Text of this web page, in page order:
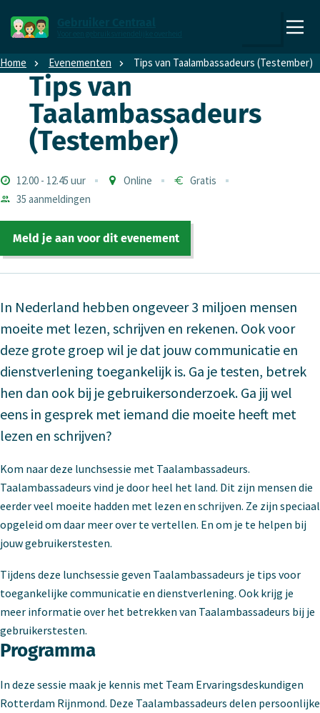
naar
de
homepage
Home Evenementen Tips van Taalambassadeurs (Testember)
Tips van
Taalambassadeurs
(Testember)
AanvangBegintijd
12.00 - einde
12.45 uur Locatie
Online PrijsGratis
35 aanmeldingen
Meld je aan voor dit evenement
In Nederland hebben ongeveer 3 miljoen mensen
moeite met lezen, schrijven en rekenen. Ook voor
deze grote groep wil je dat jouw communicatie en
dienstverlening toegankelijk is. Ga je testen, betrek
hen dan ook bij je gebruikersonderzoek. Ga jij wel
eens in gesprek met iemand die moeite heeft met
lezen en schrijven?
Kom naar deze lunchsessie met Taalambassadeurs.
Taalambassadeurs vind je door heel het land. Dit zijn mensen die
eerder veel moeite hadden met lezen en schrijven. Ze zijn speciaal
opgeleid om daar meer over te vertellen. En om je te helpen bij
jouw gebruikerstesten.
Tijdens deze lunchsessie geven Taalambassadeurs je tips voor
toegankelijke communicatie en dienstverlening. Ook krijg je
meer informatie over het betrekken van Taalambassadeurs bij je
gebruikerstesten.
Programma
In deze sessie maak je kennis met Team Ervaringsdeskundigen
Rotterdam Rijnmond. Deze Taalambassadeurs delen persoonlijke